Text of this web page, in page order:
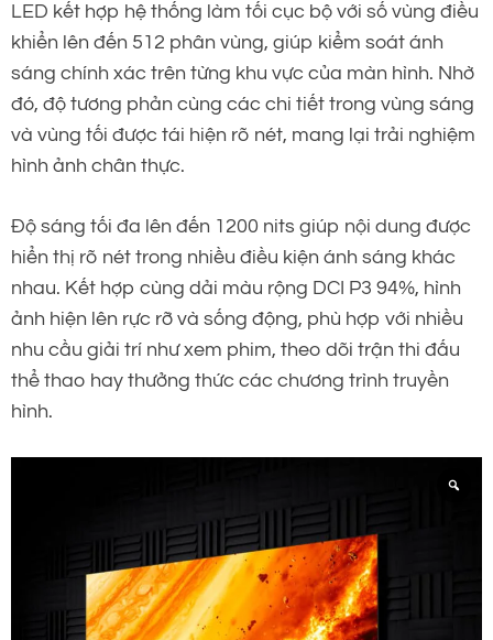
LED kết hợp hệ thống làm tối cục bộ với số vùng điều
khiển lên đến 512 phân vùng, giúp kiểm soát ánh
sáng chính xác trên từng khu vực của màn hình. Nhờ
đó, độ tương phản cùng các chi tiết trong vùng sáng
và vùng tối được tái hiện rõ nét, mang lại trải nghiệm
hình ảnh chân thực.
Độ sáng tối đa lên đến 1200 nits giúp nội dung được
hiển thị rõ nét trong nhiều điều kiện ánh sáng khác
nhau. Kết hợp cùng dải màu rộng DCI P3 94%, hình
ảnh hiện lên rực rỡ và sống động, phù hợp với nhiều
nhu cầu giải trí như xem phim, theo dõi trận thi đấu
thể thao hay thưởng thức các chương trình truyền
hình.